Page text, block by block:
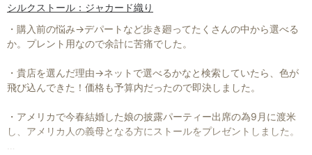
シルクストール：ジャカード織り
・購入前の悩み→デパートなど歩き廻ってたくさんの中から選べる
か。プレント用なので余計に苦痛でした。
・貴店を選んだ理由→ネットで選べるかなと検索していたら、色が
飛び込んできた！価格も予算内だったので即決しました。
・アメリカで今春結婚した娘の披露パーティー出席の為9月に渡米
し、アメリカ人の義母となる方にストールをプレゼントしました。